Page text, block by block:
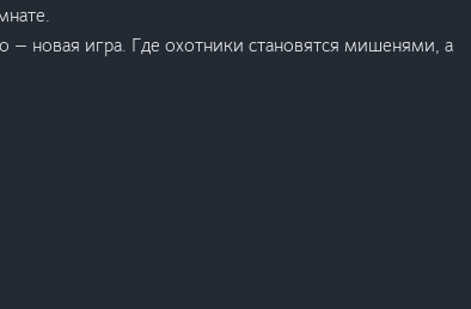
новая игра. Где охотники становятся мишенями, а